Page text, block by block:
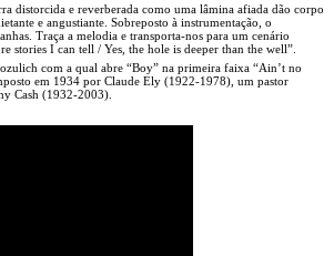
distorcida e reverberada como uma lâmina afiada dão corpo
e angustiante. Sobreposto à instrumentação, o
Traça a melodia e transporta-nos para um cenário
stories I can tell / Yes, the hole is deeper than the well”.
com a qual abre “Boy” na primeira faixa “Ain’t no
em 1934 por Claude Ely (1922-1978), um pastor
Cash (1932-2003).